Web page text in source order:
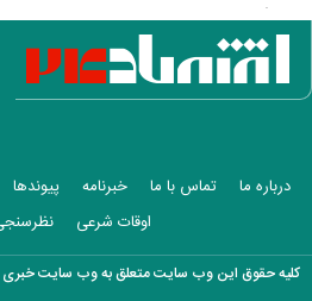
کدام گزینه محبوب ترامپ است؟
حزب قوات اللبنانیه؛ از همکاری با اسرائیل
یک حزب مسیحی در بیروت
عجیب‌ترین داده‌های تورمی تاریخ ایران
شکاف تورمی میان دهک‌ها به ۹.۶
دلار روی کانال ۱۸۷ هزار تومانی ثابت باقی ماند
درباره ما تماس با ما خبرنامه پیوندها
اوقات شرعی